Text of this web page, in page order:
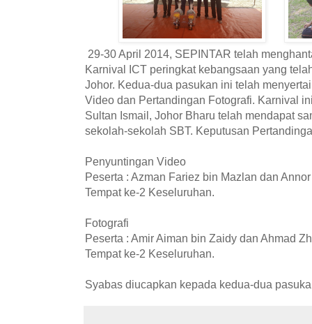
29-30 April 2014, SEPINTAR telah
Karnival ICT peringkat kebangsaan yang
Johor. Kedua-dua pasukan ini telah
Video dan Pertandingan Fotografi. Karnival
Sultan Ismail, Johor Bharu telah mendapat
sekolah-sekolah SBT. Keputusan
Penyuntingan Video
Peserta : Azman Fariez bin Mazlan dan
Tempat ke-2 Keseluruhan.
Fotografi
Peserta : Amir Aiman bin Zaidy dan Ahmad
Tempat ke-2 Keseluruhan.
Syabas diucapkan kepada kedua-dua